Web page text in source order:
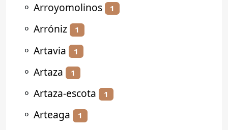
⚬ Arroyomolinos 1
⚬ Arróniz 1
⚬ Artavia 1
⚬ Artaza 1
⚬ Artaza-escota 1
⚬ Arteaga 1